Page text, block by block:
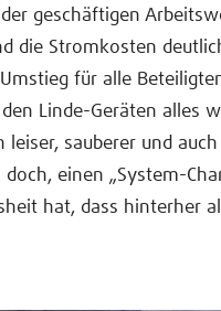
geschäftigen
die Stromkosten
für alle
Linde-Geräten alles
sauberer und auch
einen „System-
hat, dass hinterher